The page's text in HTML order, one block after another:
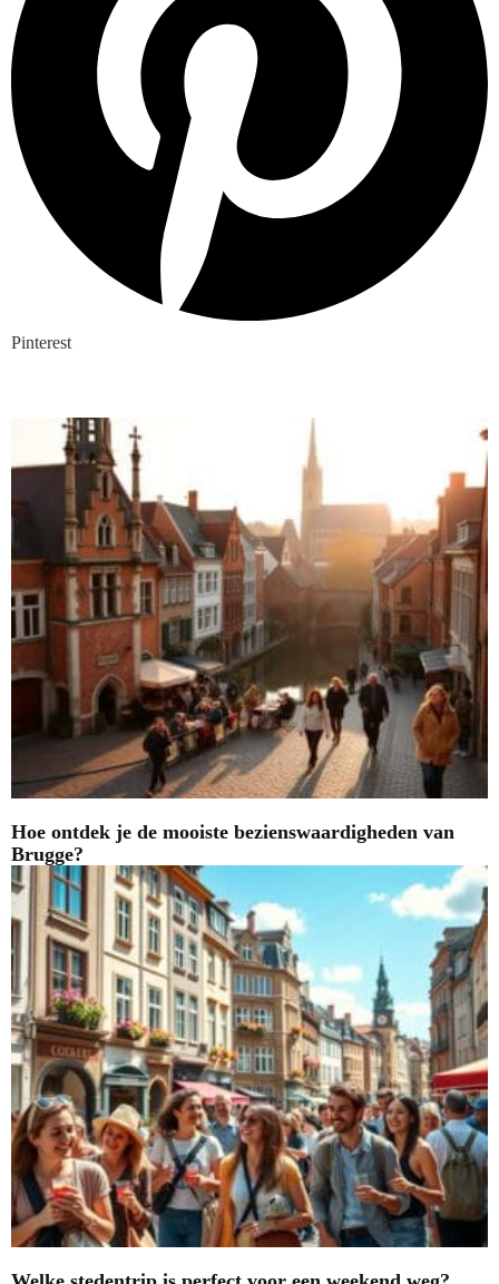
Pinterest
Hoe ontdek je de mooiste bezienswaardigheden van
Brugge?